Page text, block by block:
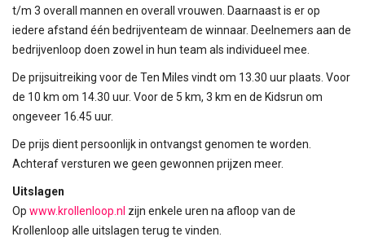
t/m 3 overall mannen en overall vrouwen. Daarnaast is er op
iedere afstand één bedrijventeam de winnaar. Deelnemers aan de
bedrijvenloop doen zowel in hun team als individueel mee.
De prijsuitreiking voor de Ten Miles vindt om 13.30 uur plaats. Voor
de 10 km om 14.30 uur. Voor de 5 km, 3 km en de Kidsrun om
ongeveer 16.45 uur.
De prijs dient persoonlijk in ontvangst genomen te worden.
Achteraf versturen we geen gewonnen prijzen meer.
Uitslagen
Op www.krollenloop.nl zijn enkele uren na afloop van de
Krollenloop alle uitslagen terug te vinden.